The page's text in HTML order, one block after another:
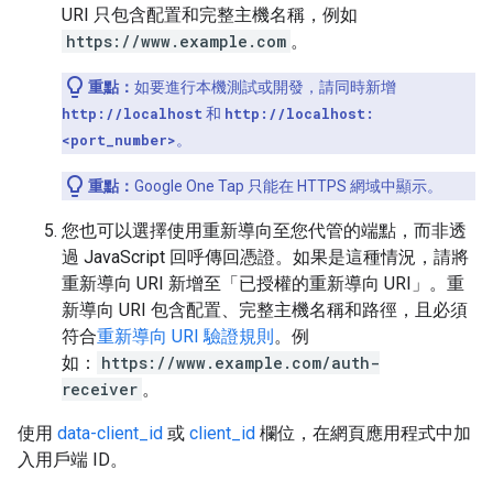
URI 只包含配置和完整主機名稱，例如
https://www.example.com 。
重點： 如要進行本機測試或開發，請同時新增
http://localhost 和 http://localhost:
<port_number>。
重點： Google One Tap 只能在 HTTPS 網域中顯示。
您也可以選擇使用重新導向至您代管的端點，而非透
過 JavaScript 回呼傳回憑證。如果是這種情況，請將
重新導向 URI 新增至「已授權的重新導向 URI」 。重
新導向 URI 包含配置、完整主機名稱和路徑，且必須
符合重新導向 URI 驗證規則。例
如：
https://www.example.com/auth-
receiver 。
使用 data-client_id 或 client_id 欄位，在網頁應用程式中加
入用戶端 ID。